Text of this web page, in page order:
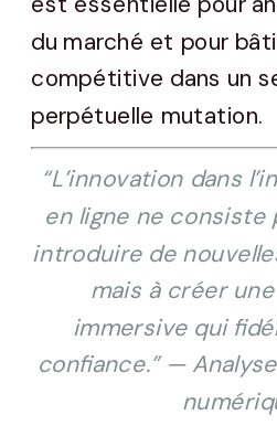
du marché et pour
compétitive dans un
perpétuelle mutation.
“L’innovation dans
en ligne ne consiste
introduire de
mais à créer
immersive qui
confiance.” —